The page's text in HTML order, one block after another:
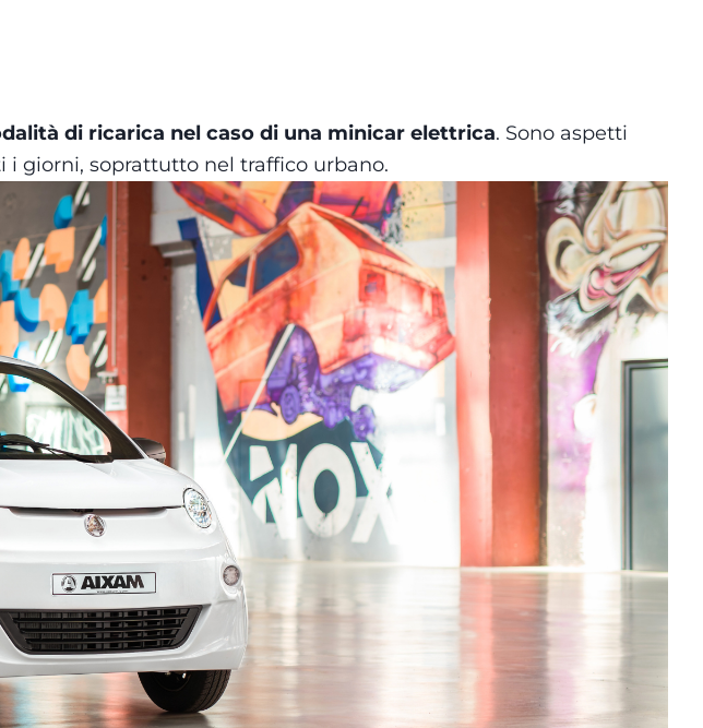
di ricarica nel caso di una minicar elettrica. Sono aspetti
i giorni, soprattutto nel traffico urbano.